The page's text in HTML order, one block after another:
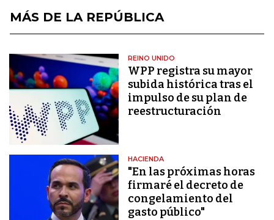
MÁS DE LA REPÚBLICA
REINO UNIDO
WPP registra su mayor
subida histórica tras el
impulso de su plan de
reestructuración
HACIENDA
"En las próximas horas
firmaré el decreto de
congelamiento del
gasto público"